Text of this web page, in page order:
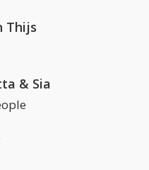
Thijs
& Sia